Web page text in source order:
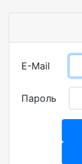
E-Mail
Пароль